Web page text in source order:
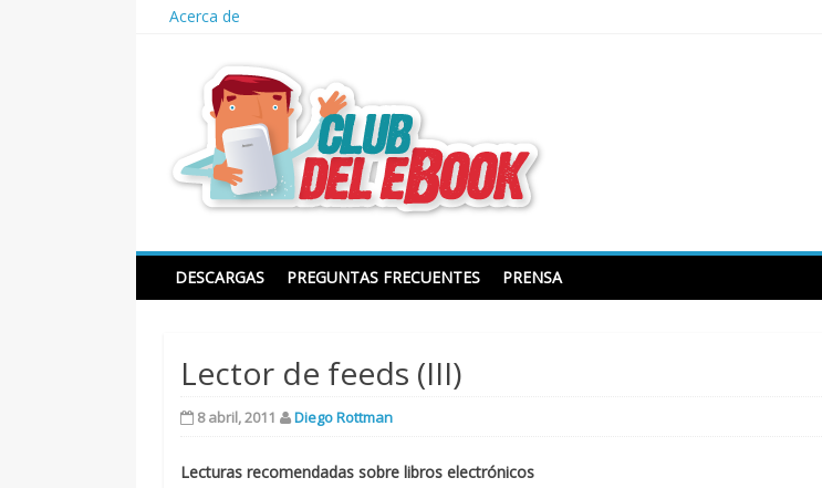
Acerca de
Club del ebook
DESCARGAS PREGUNTAS FRECUENTES PRENSA
Lector de feeds (III)
8 abril, 2011 Diego Rottman
Lecturas recomendadas sobre libros electrónicos